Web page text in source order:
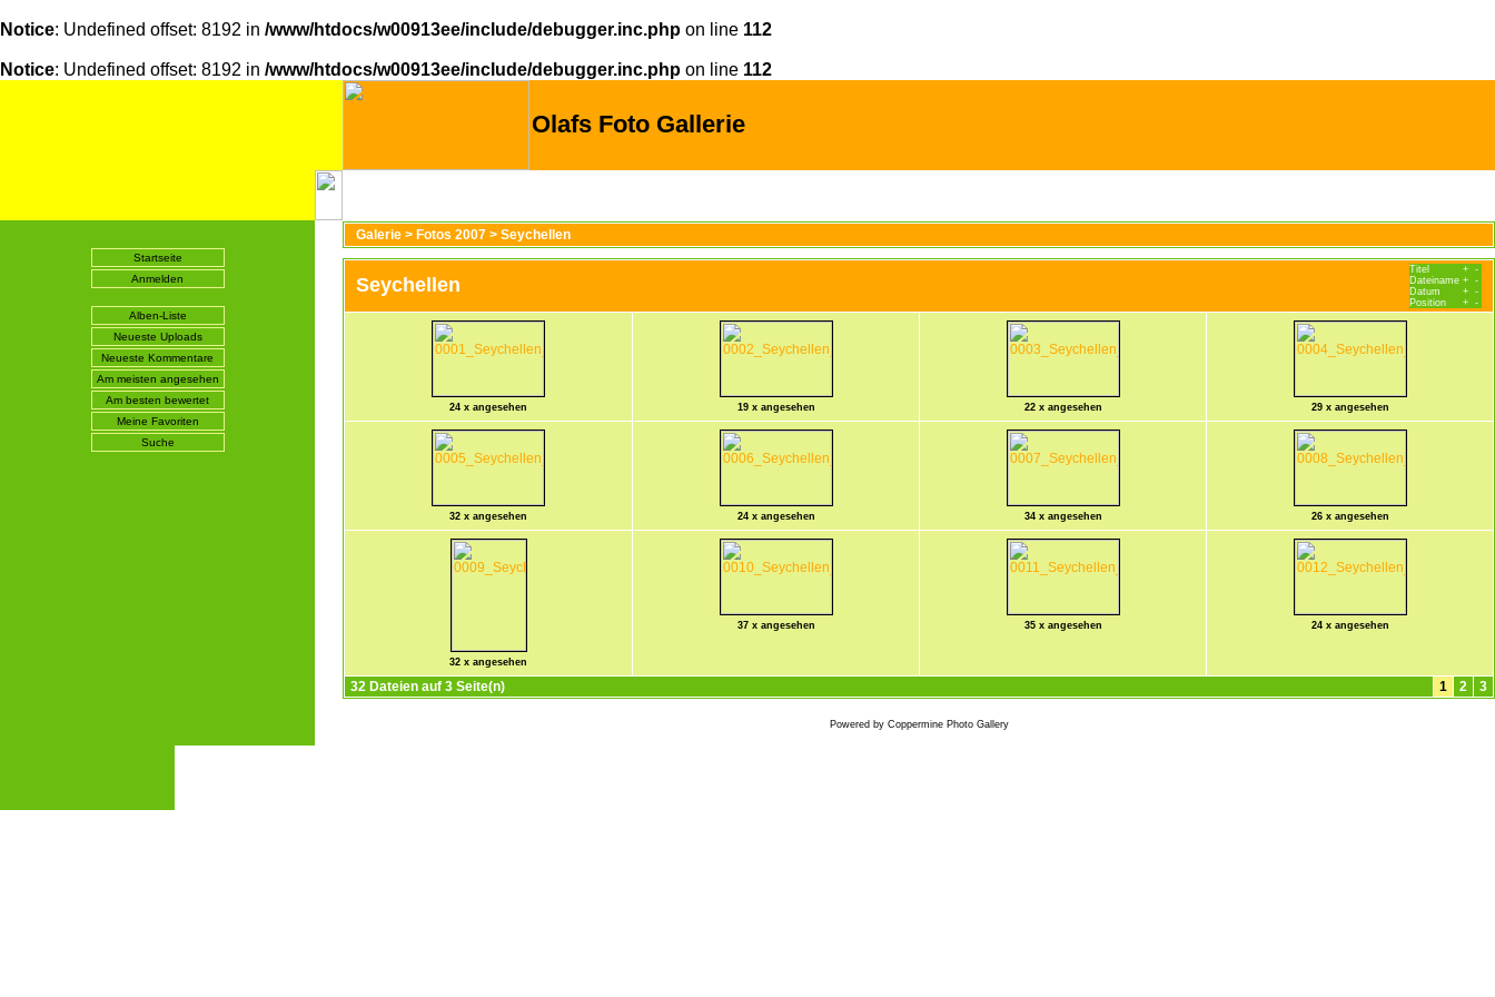
Notice: Undefined offset: 8192 in /www/htdocs/w00913ee/include/debugger.inc.php on line 112
Notice: Undefined offset: 8192 in /www/htdocs/w00913ee/include/debugger.inc.php on line 112
Olafs Foto Gallerie
Startseite
Anmelden
Alben-Liste
Neueste Uploads
Neueste Kommentare
Am meisten angesehen
Am besten bewertet
Meine Favoriten
Suche
Galerie > Fotos 2007 > Seychellen
Seychellen
Titel + -
Dateiname + -
Datum
+ -
Position
+ -
24 x angesehen 19 x angesehen 22 x angesehen 29 x angesehen
32 x angesehen 24 x angesehen 34 x angesehen 26 x angesehen
32 x angesehen
37 x angesehen 35 x angesehen 24 x angesehen
32 Dateien auf 3 Seite(n) 1 2 3
Powered by Coppermine Photo Gallery